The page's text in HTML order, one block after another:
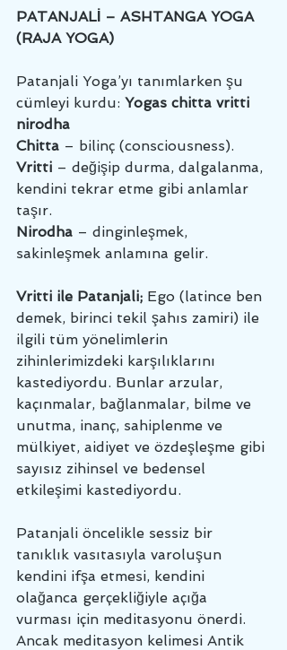
PATANJALİ – ASHTANGA YOGA
(RAJA YOGA)
Patanjali Yoga’yı tanımlarken şu
cümleyi kurdu: Yogas chitta vritti
nirodha
Chitta – bilinç (consciousness).
Vritti – değişip durma, dalgalanma,
kendini tekrar etme gibi anlamlar
taşır.
Nirodha – dinginleşmek,
sakinleşmek anlamına gelir.
Vritti ile Patanjali; Ego (latince ben
demek, birinci tekil şahıs zamiri) ile
ilgili tüm yönelimlerin
zihinlerimizdeki karşılıklarını
kastediyordu. Bunlar arzular,
kaçınmalar, bağlanmalar, bilme ve
unutma, inanç, sahiplenme ve
mülkiyet, aidiyet ve özdeşleşme gibi
sayısız zihinsel ve bedensel
etkileşimi kastediyordu.
Patanjali öncelikle sessiz bir
tanıklık vasıtasıyla varoluşun
kendini ifşa etmesi, kendini
olağanca gerçekliğiyle açığa
vurması için meditasyonu önerdi.
Ancak meditasyon kelimesi Antik